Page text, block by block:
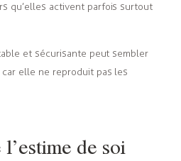
qu’elles activent parfois surtout
et sécurisante peut sembler
elle ne reproduit pas les
de soi